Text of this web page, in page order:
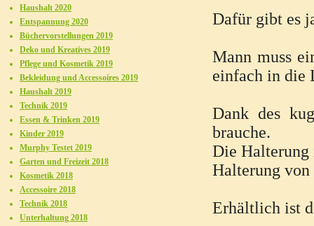
Dafür gibt es
Mann muss
einfach in die
Dank des
brauche.
Die Halterung
Halterung von
Erhältlich ist
Haushalt 2020
Entspannung 2020
Büchervorstellungen 2019
Deko und Kreatives 2019
Pflege und Kosmetik 2019
Bekleidung und Accessoires 2019
Haushalt 2019
Technik 2019
Essen & Trinken 2019
Kinder 2019
Murphy Testet 2019
Garten und Freizeit 2018
Kosmetik 2018
Accessoire 2018
Technik 2018
Unterhaltung 2018